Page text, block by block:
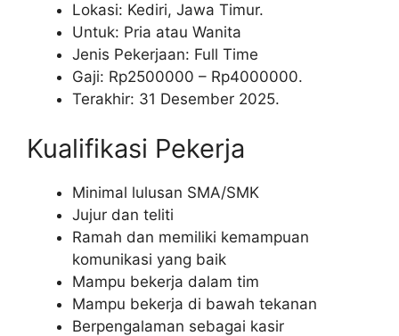
Lokasi: Kediri, Jawa Timur.
Untuk: Pria atau Wanita
Jenis Pekerjaan: Full Time
Gaji: Rp2500000 – Rp4000000.
Terakhir: 31 Desember 2025.
Kualifikasi Pekerja
Minimal lulusan SMA/SMK
Jujur dan teliti
Ramah dan memiliki kemampuan
komunikasi yang baik
Mampu bekerja dalam tim
Mampu bekerja di bawah tekanan
Berpengalaman sebagai kasir